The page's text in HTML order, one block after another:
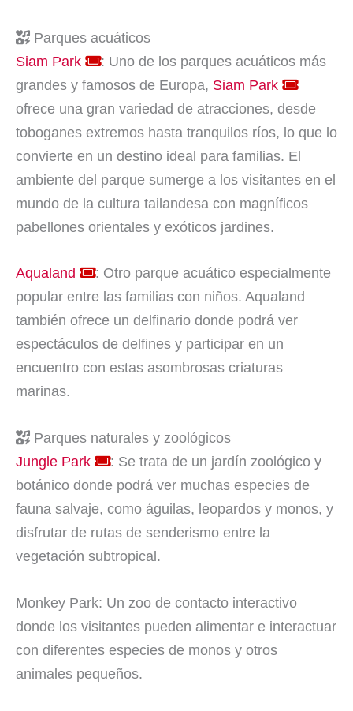
Parques acuáticos
Siam Park
: Uno de los parques acuáticos más
grandes y famosos de Europa, Siam Park
ofrece una gran variedad de atracciones, desde
toboganes extremos hasta tranquilos ríos, lo que lo
convierte en un destino ideal para familias. El
ambiente del parque sumerge a los visitantes en el
mundo de la cultura tailandesa con magníficos
pabellones orientales y exóticos jardines.
Aqualand
: Otro parque acuático especialmente
popular entre las familias con niños. Aqualand
también ofrece un delfinario donde podrá ver
espectáculos de delfines y participar en un
encuentro con estas asombrosas criaturas
marinas.
Parques naturales y zoológicos
Jungle Park
: Se trata de un jardín zoológico y
botánico donde podrá ver muchas especies de
fauna salvaje, como águilas, leopardos y monos, y
disfrutar de rutas de senderismo entre la
vegetación subtropical.
Monkey Park: Un zoo de contacto interactivo
donde los visitantes pueden alimentar e interactuar
con diferentes especies de monos y otros
animales pequeños.